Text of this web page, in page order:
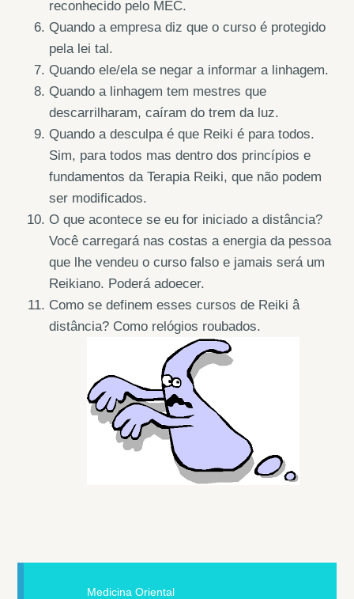
reconhecido pelo MEC.
Quando a empresa diz que o curso é protegido
pela lei tal.
Quando ele/ela se negar a informar a linhagem.
Quando a linhagem tem mestres que
descarrilharam, caíram do trem da luz.
Quando a desculpa é que Reiki é para todos.
Sim, para todos mas dentro dos princípios e
fundamentos da Terapia Reiki, que não podem
ser modificados.
O que acontece se eu for iniciado a distância?
Você carregará nas costas a energia da pessoa
que lhe vendeu o curso falso e jamais será um
Reikiano. Poderá adoecer.
Como se definem esses cursos de Reiki â
distância? Como relógios roubados.
Medicina Oriental